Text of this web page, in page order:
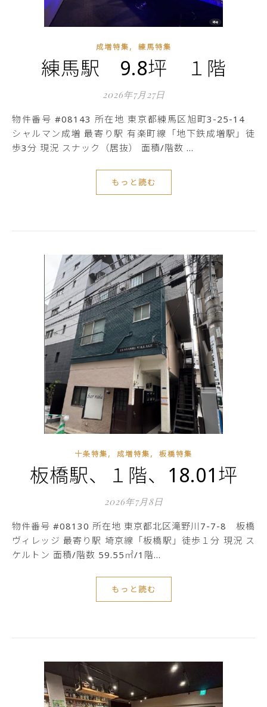
成増特集, 練馬特集
練馬駅 9.8坪 １階
2026年7月27日
物件番号 #08143 所在地 東京都練馬区旭町3-25-14
シャルマン成増 最寄り駅 有楽町線「地下鉄成増駅」徒
歩3分 現況 スナック（居抜） 面積/階数 …
もっと読む
十条特集, 成増特集, 板橋特集
板橋駅、１階、18.01坪
2026年7月8日
物件番号 #08130 所在地 東京都北区滝野川7-7-8 板橋
ヴィレッジ 最寄り駅 埼京線「板橋駅」徒歩１分 現況 ス
ケルトン 面積/階数 59.55㎡/1階…
もっと読む